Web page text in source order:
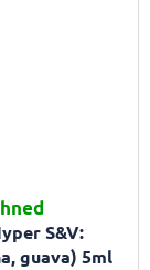
S&V:
guava) 5ml